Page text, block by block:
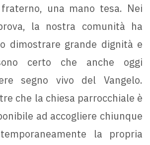
una mano tesa. Nei
la nostra comunità ha
dimostrare grande dignità e
certo che anche oggi
segno vivo del Vangelo.
che la chiesa parrocchiale è
ad accogliere chiunque
la propria